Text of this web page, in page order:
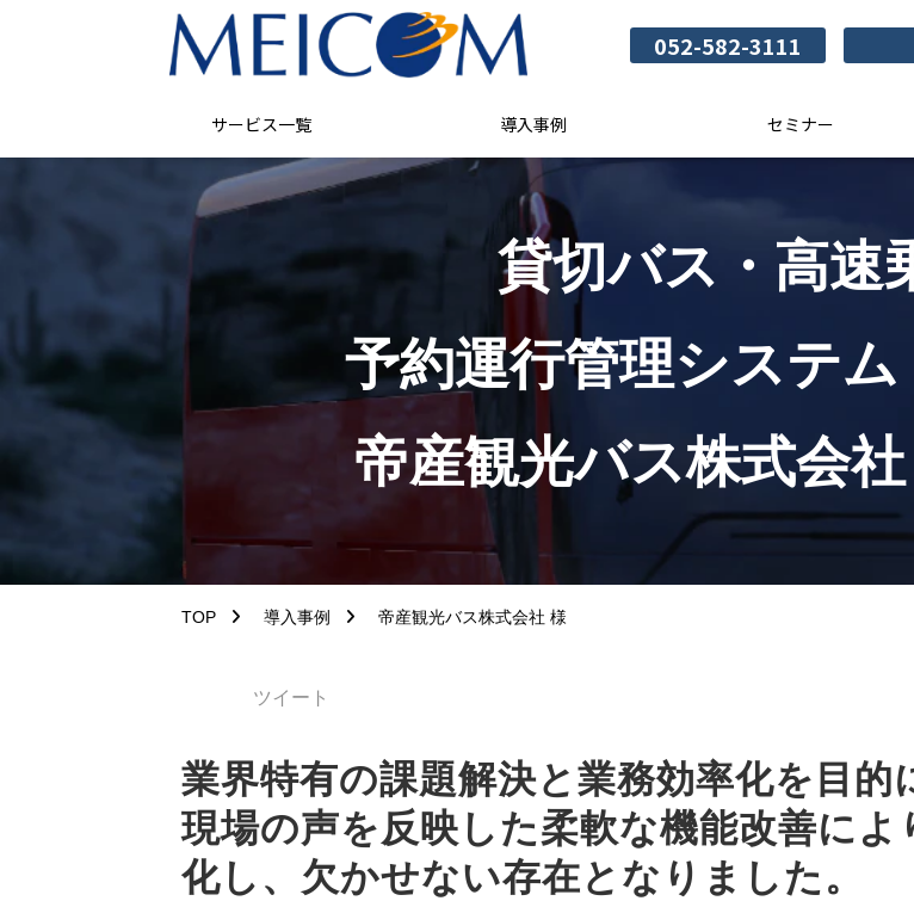
052-582-3111
サービス一覧 導入事例 セミナー
貸切バス・高速
予約運行管理システ
帝産観光バス株式会
TOP 導入事例 帝産観光バス株式会社 様
ツイート
業界特有の課題解決と業務効率化を目的
現場の声を反映した柔軟な機能改善に
化し、欠かせない存在となりました。